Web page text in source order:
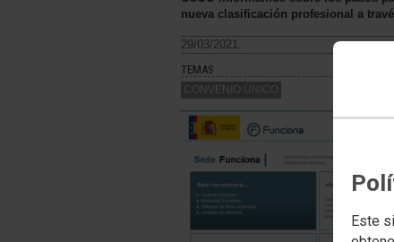
Este
nueva clasificación profesional a
29/03/2021.
TEMAS
CONVENIO ÚNICO